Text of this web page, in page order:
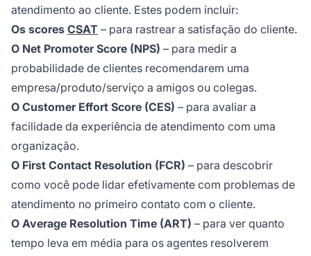
atendimento ao cliente. Estes podem incluir:
Os scores CSAT – para rastrear a satisfação do cliente.
O Net Promoter Score (NPS) – para medir a
probabilidade de clientes recomendarem uma
empresa/produto/serviço a amigos ou colegas.
O Customer Effort Score (CES) – para avaliar a
facilidade da experiência de atendimento com uma
organização.
O First Contact Resolution (FCR) – para descobrir
como você pode lidar efetivamente com problemas de
atendimento no primeiro contato com o cliente.
O Average Resolution Time (ART) – para ver quanto
tempo leva em média para os agentes resolverem